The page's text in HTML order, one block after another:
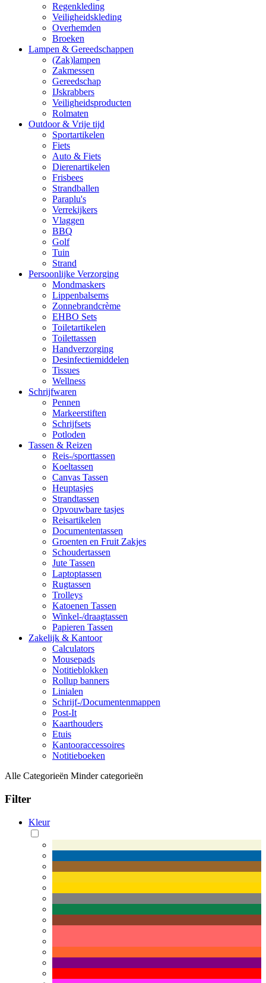
Regenkleding
Veiligheidskleding
Overhemden
Broeken
Lampen & Gereedschappen
(Zak)lampen
Zakmessen
Gereedschap
IJskrabbers
Veiligheidsproducten
Rolmaten
Outdoor & Vrije tijd
Sportartikelen
Fiets
Auto & Fiets
Dierenartikelen
Frisbees
Strandballen
Paraplu's
Verrekijkers
Vlaggen
BBQ
Golf
Tuin
Strand
Persoonlijke Verzorging
Mondmaskers
Lippenbalsems
Zonnebrandcrème
EHBO Sets
Toiletartikelen
Toilettassen
Handverzorging
Desinfectiemiddelen
Tissues
Wellness
Schrijfwaren
Pennen
Markeerstiften
Schrijfsets
Potloden
Tassen & Reizen
Reis-/sporttassen
Koeltassen
Canvas Tassen
Heuptasjes
Strandtassen
Opvouwbare tasjes
Reisartikelen
Documententassen
Groenten en Fruit Zakjes
Schoudertassen
Jute Tassen
Laptoptassen
Rugtassen
Trolleys
Katoenen Tassen
Winkel-/draagtassen
Papieren Tassen
Zakelijk & Kantoor
Calculators
Mousepads
Notitieblokken
Rollup banners
Linialen
Schrijf-/Documentenmappen
Post-It
Kaarthouders
Etuis
Kantooraccessoires
Notitieboeken
Alle Categorieën Minder categorieën
Filter
Kleur